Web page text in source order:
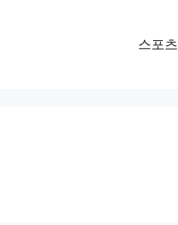
스포츠